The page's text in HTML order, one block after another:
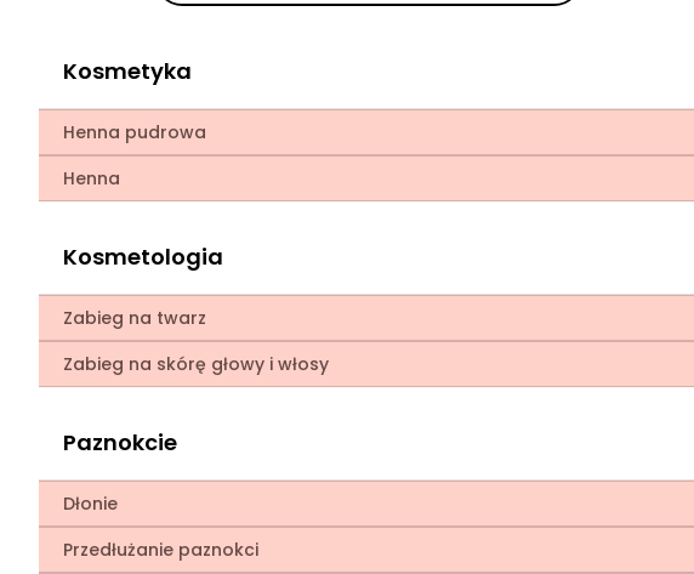
Kosmetyka
Henna pudrowa
Henna
Kosmetologia
Zabieg na twarz
Zabieg na skórę głowy i włosy
Paznokcie
Dłonie
Przedłużanie paznokci